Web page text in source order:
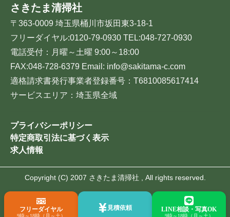
さきたま清掃社
〒363-0009 埼玉県桶川市坂田東3-18-1
フリーダイヤル:0120-79-0930 TEL:048-727-0930
電話受付：月曜～土曜 9:00～18:00
FAX:048-728-6379 Email: info@sakitama-c.com
適格請求書発行事業者登録番号：T6810085617414
サービスエリア：埼玉県全域
プライバシーポリシー
特定商取引法に基づく表示
求人情報
Copyright (C) 2007 さきたま清掃社 , All rights reserved.
フリーダイヤル
9時～18時（月～土）
見積依頼 LINE相談・写真OK
9時～18時（月～土）